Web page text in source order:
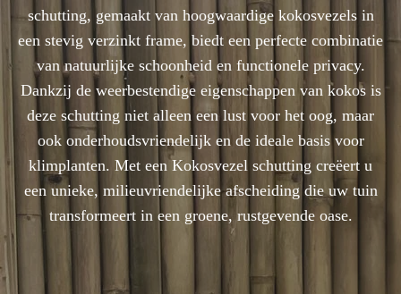
schutting, gemaakt van hoogwaardige kokosvezels in
een stevig verzinkt frame, biedt een perfecte combinatie
van natuurlijke schoonheid en functionele privacy.
Dankzij de weerbestendige eigenschappen van kokos is
deze schutting niet alleen een lust voor het oog, maar
ook onderhoudsvriendelijk en de ideale basis voor
klimplanten. Met een Kokosvezel schutting creëert u
een unieke, milieuvriendelijke afscheiding die uw tuin
transformeert in een groene, rustgevende oase.